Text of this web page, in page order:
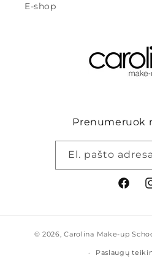
E-shop
Prenumeruok
El. pašto
© 2026,Carolina Make-up
Paslaugų